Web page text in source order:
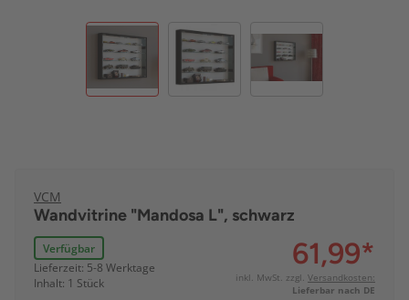
VCM
Wandvitrine "Mandosa L", schwarz
Verfügbar
Lieferzeit: 5-8 Werktage
Inhalt: 1 Stück
61,99*
inkl. MwSt. zzgl. Versandkosten:
Lieferbar nach DE